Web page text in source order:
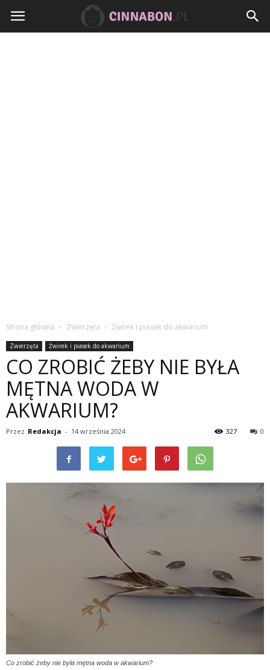
Cinnabon.pl
Strona główna Zwierzęta Żwirek i piasek do akwarium
Zwierzęta Żwirek i piasek do akwarium
CO ZROBIĆ ŻEBY NIE BYŁA
MĘTNA WODA W
AKWARIUM?
Przez Redakcja - 14 września 2024 0
327
Co zrobić żeby nie była mętna woda w akwarium?